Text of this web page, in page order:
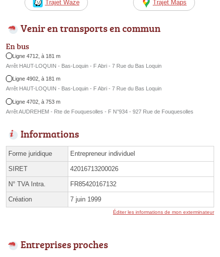
Trajet Waze Trajet Maps
Venir en transports en commun
En bus
Ligne 4712, à 181 m
Arrêt HAUT-LOQUIN - Bas-Loquin - F Abri - 7 Rue du Bas Loquin
Ligne 4902, à 181 m
Arrêt HAUT-LOQUIN - Bas-Loquin - F Abri - 7 Rue du Bas Loquin
Ligne 4702, à 753 m
Arrêt AUDREHEM - Rte de Fouquesolles - F N°934 - 927 Rue de Fouquesolles
Informations
Forme juridique Entrepreneur individuel
SIRET 42016713200026
N° TVA Intra. FR85420167132
Création 7 juin 1999
Éditer les informations de mon exterminateur
Entreprises proches